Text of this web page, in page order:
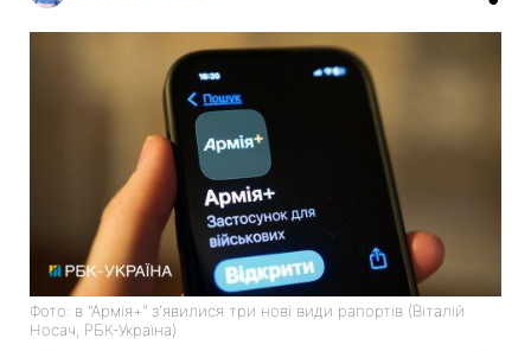
Фото: в "Армія+" з'явилися три нові види рапортів (Віталій
Носач, РБК-Україна)